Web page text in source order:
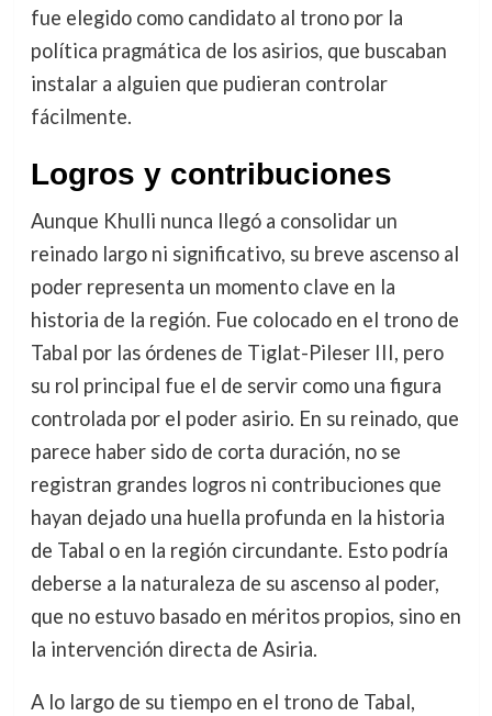
fue elegido como candidato al trono por la
política pragmática de los asirios, que buscaban
instalar a alguien que pudieran controlar
fácilmente.
Logros y contribuciones
Aunque Khulli nunca llegó a consolidar un
reinado largo ni significativo, su breve ascenso al
poder representa un momento clave en la
historia de la región. Fue colocado en el trono de
Tabal por las órdenes de Tiglat-Pileser III, pero
su rol principal fue el de servir como una figura
controlada por el poder asirio. En su reinado, que
parece haber sido de corta duración, no se
registran grandes logros ni contribuciones que
hayan dejado una huella profunda en la historia
de Tabal o en la región circundante. Esto podría
deberse a la naturaleza de su ascenso al poder,
que no estuvo basado en méritos propios, sino en
la intervención directa de Asiria.
A lo largo de su tiempo en el trono de Tabal,